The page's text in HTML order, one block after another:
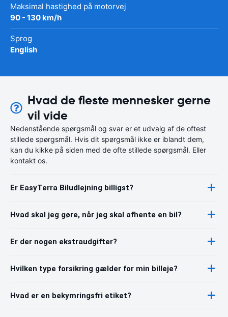
Maksimal hastighed på motorvej
90 - 130 km/h
Sprog
English
Hvad de fleste mennesker gerne
vil vide
Nedenstående spørgsmål og svar er et udvalg af de oftest
stillede spørgsmål. Hvis dit spørgsmål ikke er iblandt dem,
kan du kikke på siden med de ofte stillede spørgsmål. Eller
kontakt os.
Er EasyTerra Biludlejning billigst?
Hvad skal jeg gøre, når jeg skal afhente en bil?
Er der nogen ekstraudgifter?
Hvilken type forsikring gælder for min billeje?
Hvad er en bekymringsfri etiket?